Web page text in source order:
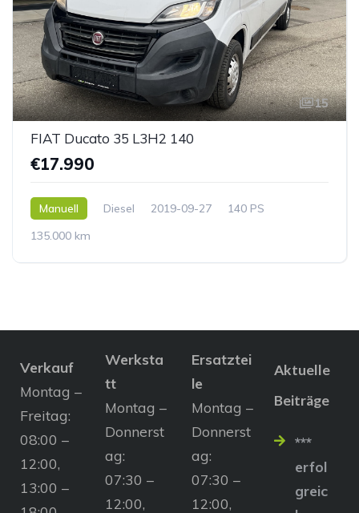
15
FIAT Ducato 35 L3H2 140
€17.990
Manuell Diesel 2019-09-27
140 PS
135.000 km
Verkauf
Montag –
Freitag:
08:00 –
12:00,
13:00 –
Werksta
tt
Montag –
Donnerst
ag:
07:30 –
12:00,
Ersatztei
le
Montag –
Donnerst
ag:
07:30 –
12:00,
Aktuelle
Beiträge
***
erfol
greic